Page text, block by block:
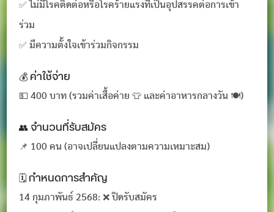
✅ ไม่มีโรคติดต่อหรือโรคร้ายแรงที่เป็นอุปสรรคต่อการเข้า
ร่วม
✅ มีความตั้งใจเข้าร่วมกิจกรรม
💰 ค่าใช้จ่าย
💵 400 บาท (รวมค่าเสื้อค่าย 👕 และค่าอาหารกลางวัน 🍽️)
👥 จำนวนที่รับสมัคร
📌 100 คน (อาจเปลี่ยนแปลงตามความเหมาะสม)
🗓️ กำหนดการสำคัญ
14 กุมภาพันธ์ 2568: ❌ ปิดรับสมัคร